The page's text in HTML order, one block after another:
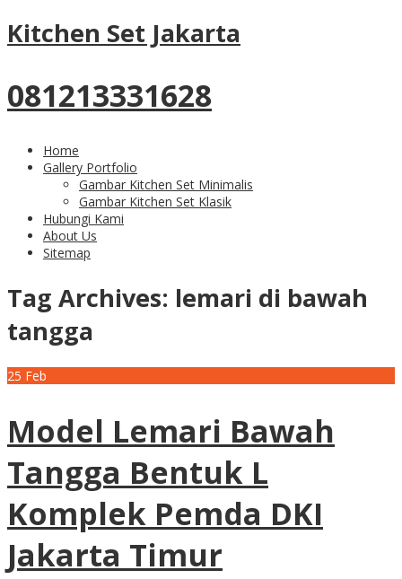
Kitchen Set Jakarta
081213331628
Home
Gallery Portfolio
Gambar Kitchen Set Minimalis
Gambar Kitchen Set Klasik
Hubungi Kami
About Us
Sitemap
Tag Archives: lemari di bawah
tangga
25 Feb
Model Lemari Bawah
Tangga Bentuk L
Komplek Pemda DKI
Jakarta Timur